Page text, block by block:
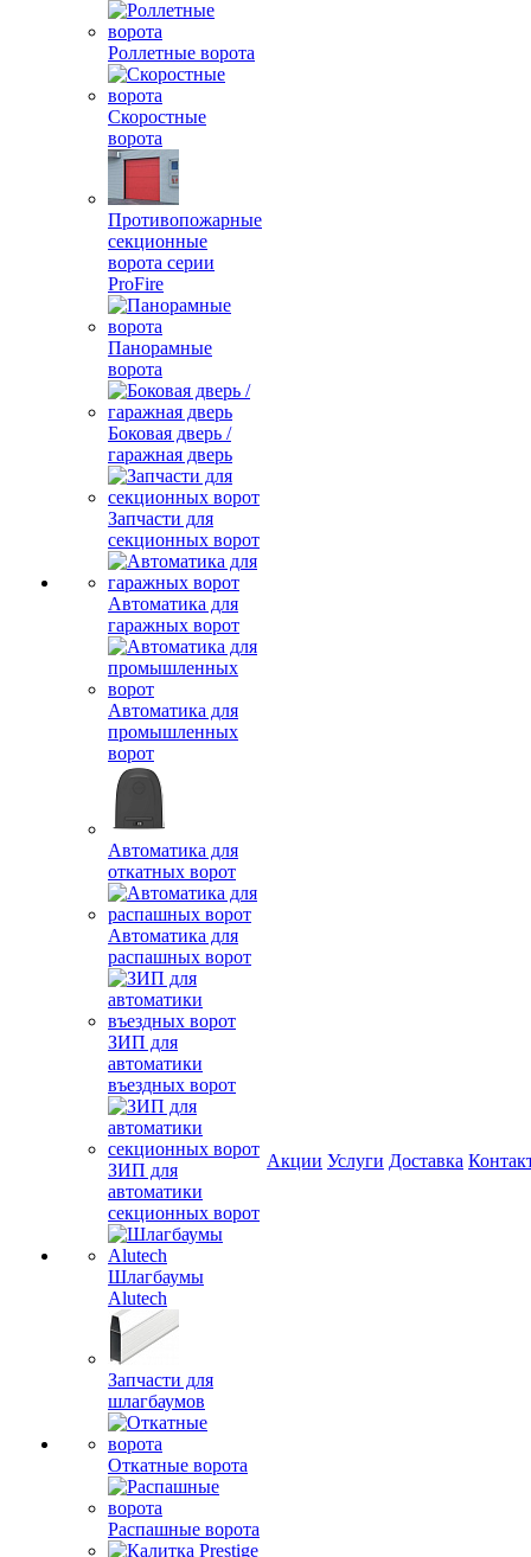
Роллетные ворота
Скоростные
ворота
Противопожарные
секционные
ворота серии
ProFire
Панорамные
ворота
Боковая дверь /
гаражная дверь
Запчасти для
секционных ворот
Автоматика для
гаражных ворот
Автоматика для
промышленных
ворот
Автоматика для
откатных ворот
Автоматика для
распашных ворот
ЗИП для
автоматики
въездных ворот
ЗИП для
автоматики
секционных ворот
Шлагбаумы
Alutech
Запчасти для
шлагбаумов
Откатные ворота
Распашные ворота
Акции Услуги Доставка